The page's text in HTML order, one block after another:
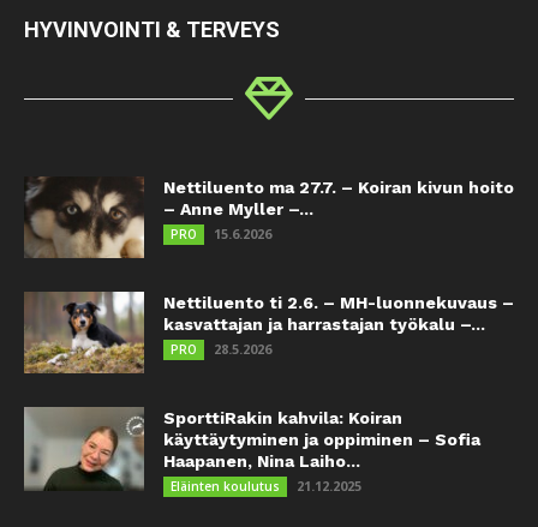
HYVINVOINTI & TERVEYS
Nettiluento ma 27.7. – Koiran kivun hoito
– Anne Myller –...
PRO 15.6.2026
Nettiluento ti 2.6. – MH-luonnekuvaus –
kasvattajan ja harrastajan työkalu –...
PRO 28.5.2026
SporttiRakin kahvila: Koiran
käyttäytyminen ja oppiminen – Sofia
Haapanen, Nina Laiho...
Eläinten koulutus 21.12.2025